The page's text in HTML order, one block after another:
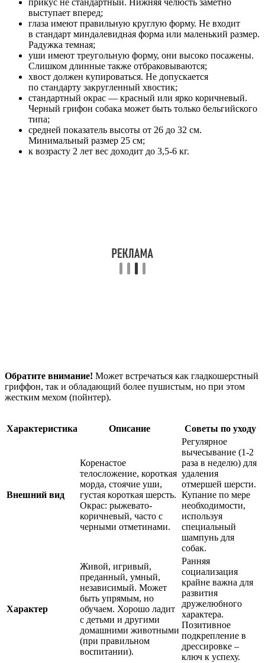
прикус не стандартный. Нижняя челюсть заметно
выступает вперед;
глаза имеют правильную круглую форму. Не входит
в стандарт миндалевидная форма или маленький размер.
Радужка темная;
уши имеют треугольную форму, они высоко посажены.
Слишком длинные также отбраковываются;
хвост должен купироваться. Не допускается
по стандарту закругленный хвостик;
стандартный окрас — красный или ярко коричневый.
Черный грифон собака может быть только бельгийского
типа;
средней показатель высоты от 26 до 32 см.
Минимальный размер 25 см;
к возрасту 2 лет вес доходит до 3,5-6 кг.
Обратите внимание! Может встречаться как гладкошерстный
гриффон, так и обладающий более пушистым, но при этом
жестким мехом (пойнтер).
Характеристика Описание Советы по уходу
Внешний вид
Коренастое
телосложение, короткая
морда, стоячие уши,
густая короткая шерсть.
Окрас: рыжевато-
коричневый, часто с
черными отметинами.
Регулярное
вычесывание (1-2
раза в неделю) для
удаления
отмершей шерсти.
Купание по мере
необходимости,
используя
специальный
шампунь для
собак.
Характер
Живой, игривый,
преданный, умный,
независимый. Может
быть упрямым, но
обучаем. Хорошо ладит
с детьми и другими
домашними животными
(при правильном
воспитании).
Ранняя
социализация
крайне важна для
развития
дружелюбного
характера.
Позитивное
подкрепление в
дрессировке –
ключ к успеху.